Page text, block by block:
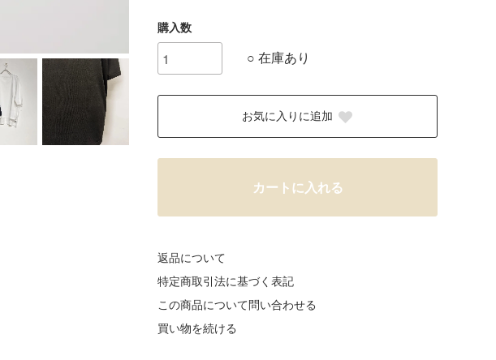
購入数
○ 在庫あり
お気に入りに追加
カートに入れる
返品について
特定商取引法に基づく表記
この商品について問い合わせる
買い物を続ける